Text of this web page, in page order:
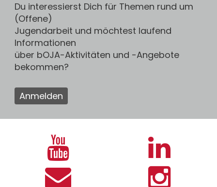
Du interessierst Dich für Themen rund um
(Offene)
Jugendarbeit und möchtest laufend
Informationen
über bOJA-Aktivitäten und -Angebote
bekommen?
Anmelden